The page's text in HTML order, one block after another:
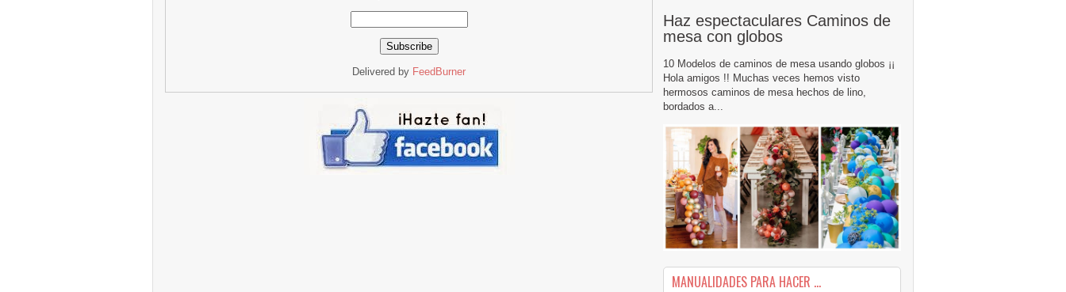
Delivered by FeedBurner
Haz espectaculares Caminos de
mesa con globos
10 Modelos de caminos de mesa usando globos ¡¡
Hola amigos !! Muchas veces hemos visto
hermosos caminos de mesa hechos de lino,
bordados a...
MANUALIDADES PARA HACER ...